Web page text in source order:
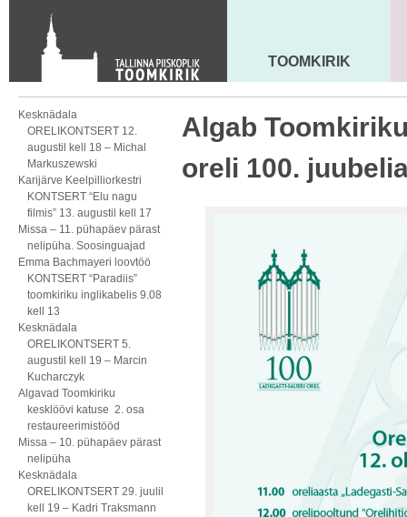
Toom-Kooli 6, 10130 TALLINN
tallinna.toom
+372 644 4140
MAARJA KIRIK
TOOMKIRIK
Kesknädala
ORELIKONTSERT 12.
augustil kell 18 – Michal
Markuszewski
Karijärve Keelpilliorkestri
KONTSERT “Elu nagu
filmis” 13. augustil kell 17
Missa – 11. pühapäev pärast
nelipüha. Soosinguajad
Emma Bachmayeri loovtöö
KONTSERT “Paradiis”
toomkiriku inglikabelis 9.08
kell 13
Kesknädala
ORELIKONTSERT 5.
augustil kell 19 – Marcin
Kucharczyk
Algavad Toomkiriku
kesklöövi katuse 2. osa
restaureerimistööd
Missa – 10. pühapäev pärast
nelipüha
Kesknädala
ORELIKONTSERT 29. juulil
kell 19 – Kadri Traksmann
Algab
oreli 100.